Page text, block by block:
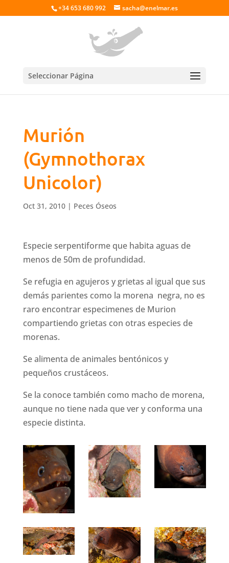
+34 653 680 992 sacha@enelmar.es
Seleccionar Página
Murión
(Gymnothorax
Unicolor)
Oct 31, 2010| Peces Óseos
Especie serpentiforme que habita aguas de
menos de 50m de profundidad.
Se refugia en agujeros y grietas al igual que sus
demás parientes como la morena negra, no es
raro encontrar especimenes de Murion
compartiendo grietas con otras especies de
morenas.
Se alimenta de animales bentónicos y
pequeños crustáceos.
Se la conoce también como macho de morena,
aunque no tiene nada que ver y conforma una
especie distinta.